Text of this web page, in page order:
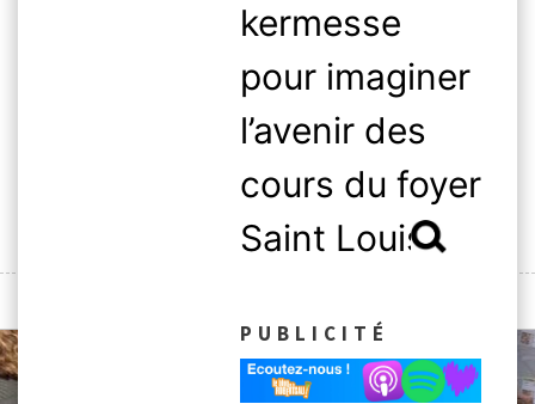
kermesse
pour imaginer
l’avenir des
cours du foyer
Saint Louis.
PUBLICITÉ